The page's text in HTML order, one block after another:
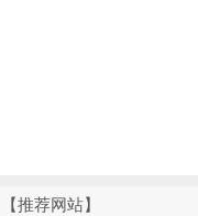
【推荐网站】